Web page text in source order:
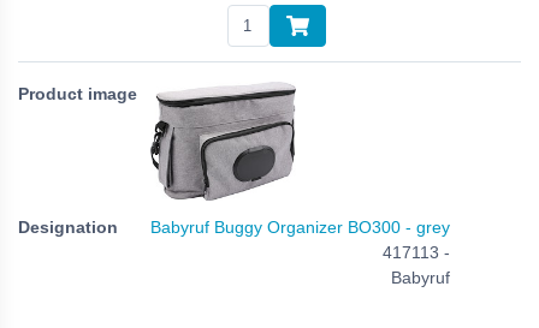
Babyruf Buggy Organizer BO300 - grey
417113 -
Babyruf